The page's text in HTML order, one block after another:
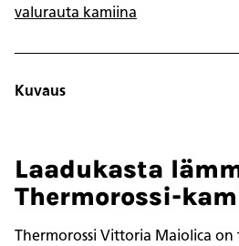
valurauta kamiina
Kuvaus
Laadukasta
Thermorossi-
Thermorossi Vittoria Maiolica